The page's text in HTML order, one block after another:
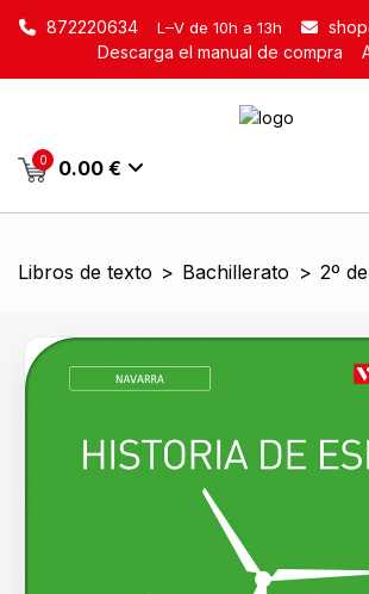
872220634 L–V de 10h a 13h
Descarga el manual de compra
0 0.00 €
Libros de texto > Bachillerato > 2º